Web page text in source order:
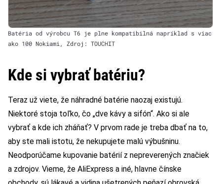
Batéria od výrobcu T6 je plne kompatibilná napríklad s viac
ako 100 Nokiami, Zdroj: TOUCHIT
Kde si vybrať batériu?
Teraz už viete, že náhradné batérie naozaj existujú.
Niektoré stoja toľko, čo „dve kávy a sifón“. Ako si ale
vybrať a kde ich zháňať? V prvom rade je treba dbať na to,
aby ste mali istotu, že nekupujete malú výbušninu.
Neodporúčame kupovanie batérií z nepreverených značiek
a zdrojov. Vieme, že AliExpress a iné, hlavne čínske